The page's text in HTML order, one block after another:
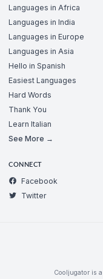
Languages in Africa
Languages in India
Languages in Europe
Languages in Asia
Hello in Spanish
Easiest Languages
Hard Words
Thank You
Learn Italian
See More →
CONNECT
Facebook
Twitter
Cooljugator is